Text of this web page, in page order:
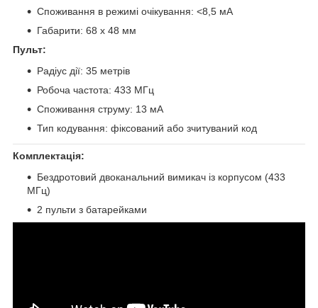
Споживання в режимі очікування: <8,5 мА
Габарити: 68 х 48 мм
Пульт:
Радіус дії: 35 метрів
Робоча частота: 433 МГц
Споживання струму: 13 мА
Тип кодування: фіксований або зчитуваний код
Комплектація:
Бездротовий двоканальний вимикач із корпусом (433
МГц)
2 пульти з батарейками